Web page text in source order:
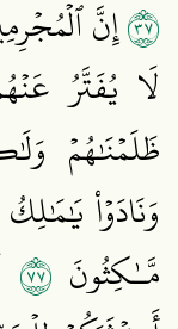
٧٣إِنَّ
لَا يُفَتَّرُ
ظَلَمۡنَٰهُمۡ
وَنَادَوۡاْ
مَّـٰكِثُونَ ٧٧